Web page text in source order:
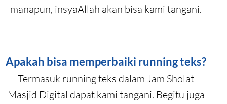
manapun, insyaAllah akan bisa kami tangani.
Apakah bisa memperbaiki running teks?
Termasuk running teks dalam Jam Sholat
Masjid Digital dapat kami tangani. Begitu juga